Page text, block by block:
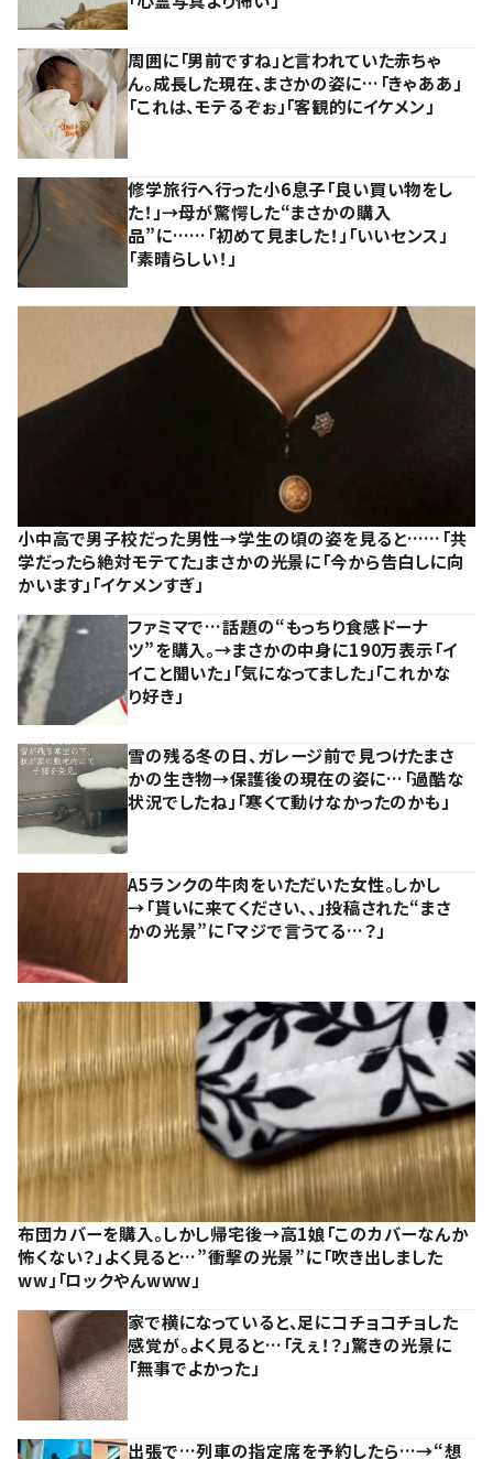
周囲に「男前ですね」と言われていた赤ちゃ
ん。成長した現在、まさかの姿に…「きゃああ」
「これは、モテるぞぉ」「客観的にイケメン」
修学旅行へ行った小6息子「良い買い物をし
た！」→母が驚愕した“まさかの購入
品”に……「初めて見ました！」「いいセンス」
「素晴らしい！」
小中高で男子校だった男性→学生の頃の姿を見ると……「共
学だったら絶対モテてた」まさかの光景に「今から告白しに向
かいます」「イケメンすぎ」
ファミマで…話題の“もっちり食感ドーナ
ツ”を購入。→まさかの中身に190万表示「イ
イこと聞いた」「気になってました」「これかな
り好き」
雪の残る冬の日、ガレージ前で見つけたまさ
かの生き物→保護後の現在の姿に…「過酷な
状況でしたね」「寒くて動けなかったのかも」
A5ランクの牛肉をいただいた女性。しかし
→「貰いに来てください、、」投稿された“まさ
かの光景”に「マジで言うてる…？」
布団カバーを購入。しかし帰宅後→高1娘「このカバーなんか
怖くない？」よく見ると…”衝撃の光景”に「吹き出しました
ww」「ロックやんwww」
家で横になっていると、足にコチョコチョした
感覚が。よく見ると…「えぇ！？」驚きの光景に
「無事でよかった」
出張で…列車の指定席を予約したら…→“想